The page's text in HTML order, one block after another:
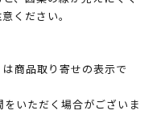
ください。
商品取り寄せの表示で
いただく場合がございま